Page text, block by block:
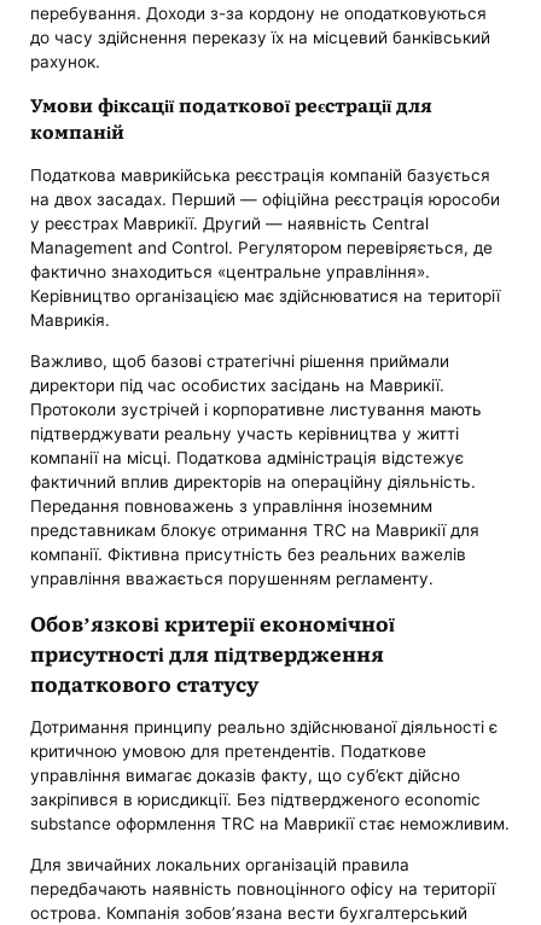
перебування. Доходи з-за кордону не оподатковуються
до часу здійснення переказу їх на місцевий банківський
рахунок.
Умови фіксації податкової реєстрації для
компаній
Податкова маврикійська реєстрація компаній базується
на двох засадах. Перший — офіційна реєстрація юрособи
у реєстрах Маврикії. Другий — наявність Central
Management and Control. Регулятором перевіряється, де
фактично знаходиться «центральне управління».
Керівництво організацією має здійснюватися на території
Маврикія.
Важливо, щоб базові стратегічні рішення приймали
директори під час особистих засідань на Маврикії.
Протоколи зустрічей і корпоративне листування мають
підтверджувати реальну участь керівництва у житті
компанії на місці. Податкова адміністрація відстежує
фактичний вплив директорів на операційну діяльність.
Передання повноважень з управління іноземним
представникам блокує отримання TRC на Маврикії для
компанії. Фіктивна присутність без реальних важелів
управління вважається порушенням регламенту.
Обов’язкові критерії економічної
присутності для підтвердження
податкового статусу
Дотримання принципу реально здійснюваної діяльності є
критичною умовою для претендентів. Податкове
управління вимагає доказів факту, що суб’єкт дійсно
закріпився в юрисдикції. Без підтвердженого economic
substance оформлення TRC на Маврикії стає неможливим.
Для звичайних локальних організацій правила
передбачають наявність повноцінного офісу на території
острова. Компанія зобов’язана вести бухгалтерський